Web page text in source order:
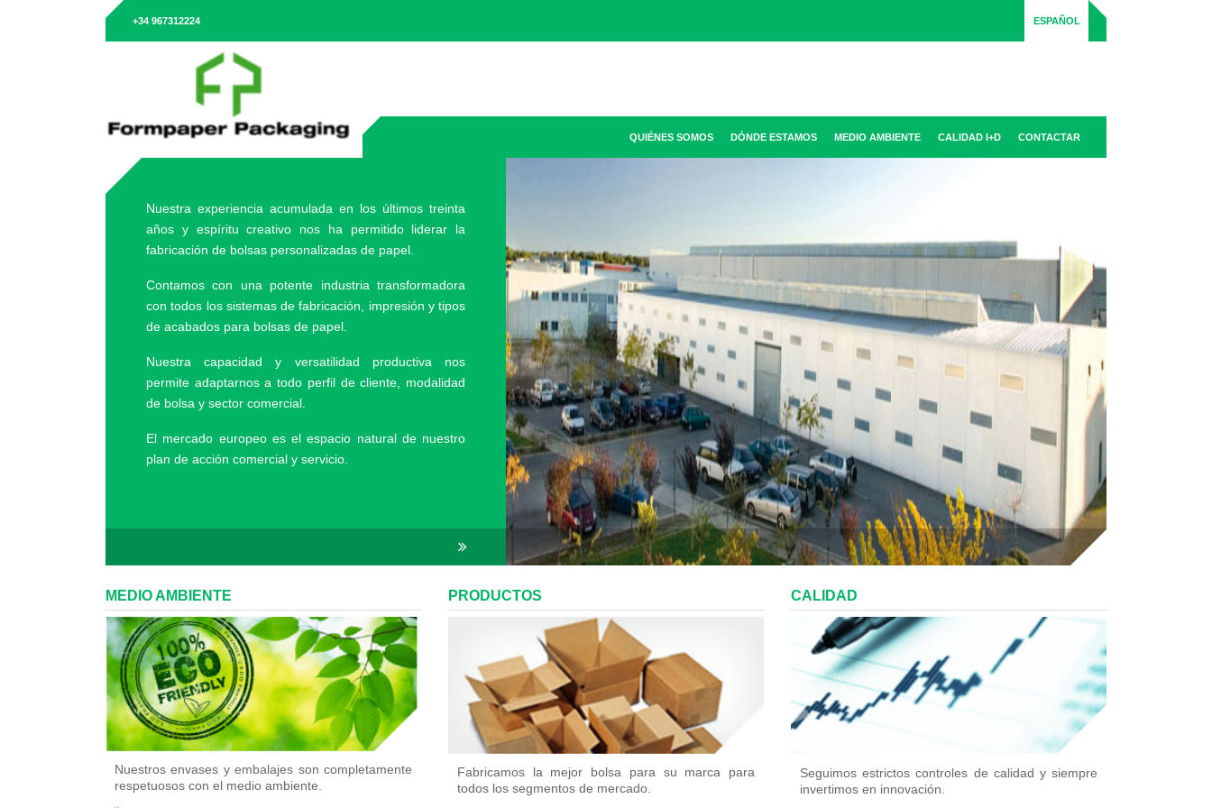
+34 967312224 ESPAÑOL
QUIÉNES SOMOS DÓNDE ESTAMOS MEDIO AMBIENTE CALIDAD I+D CONTACTAR
Nuestra experiencia acumulada en los últimos treinta
años y espíritu creativo nos ha permitido liderar la
fabricación de bolsas personalizadas de papel.
Contamos con una potente industria transformadora
con todos los sistemas de fabricación, impresión y tipos
de acabados para bolsas de papel.
Nuestra capacidad y versatilidad productiva nos
permite adaptarnos a todo perfil de cliente, modalidad
de bolsa y sector comercial.
El mercado europeo es el espacio natural de nuestro
plan de acción comercial y servicio.
MEDIO AMBIENTE
Nuestros envases y embalajes son completamente
respetuosos con el medio ambiente.
PRODUCTOS
Fabricamos la mejor bolsa para su marca para
todos los segmentos de mercado.
CALIDAD
Seguimos estrictos controles de calidad y siempre
invertimos en innovación.